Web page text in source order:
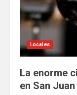
Locales
La enorme
en San